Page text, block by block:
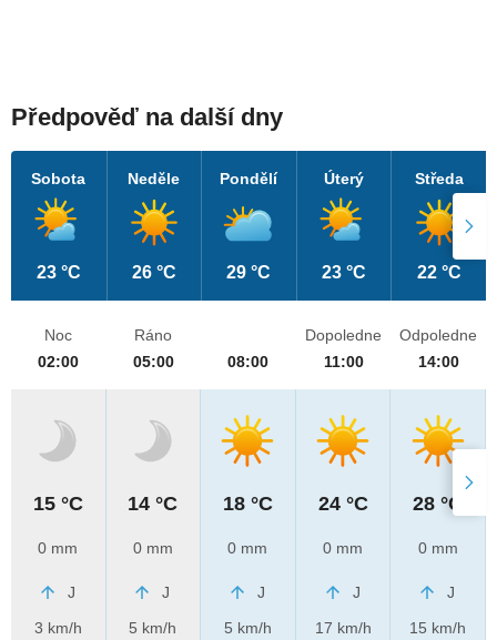
Předpověď na další dny
Sobota
23 °C
Neděle
26 °C
Pondělí
29 °C
Úterý
23 °C
Středa
22 °C
Noc
02:00
15 °C
0 mm
J
3 km/h
Ráno
05:00
14 °C
0 mm
J
5 km/h
08:00
18 °C
0 mm
J
5 km/h
Dopoledne
11:00
24 °C
0 mm
J
17 km/h
Odpoledne
14:00
28 °C
0 mm
J
15 km/h